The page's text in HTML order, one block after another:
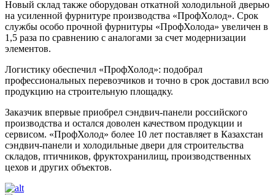
Новый склад также оборудован откатной холодильной дверью
на усиленной фурнитуре производства «ПрофХолод». Срок
службы особо прочной фурнитуры «ПрофХолода» увеличен в
1,5 раза по сравнению с аналогами за счет модернизации
элементов.
Логистику обеспечил «ПрофХолод»: подобрал
профессиональных перевозчиков и точно в срок доставил всю
продукцию на строительную площадку.
Заказчик впервые приобрел сэндвич-панели российского
производства и остался доволен качеством продукции и
сервисом. «ПрофХолод» более 10 лет поставляет в Казахстан
сэндвич-панели и холодильные двери для строительства
складов, птичников, фруктохранилищ, производственных
цехов и других объектов.